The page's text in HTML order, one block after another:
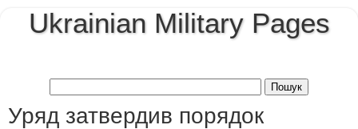
Ukrainian Military Pages
Уряд затвердив порядок